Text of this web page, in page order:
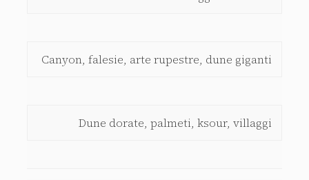
Canyon, falesie, arte rupestre, dune giganti
Dune dorate, palmeti, ksour, villaggi